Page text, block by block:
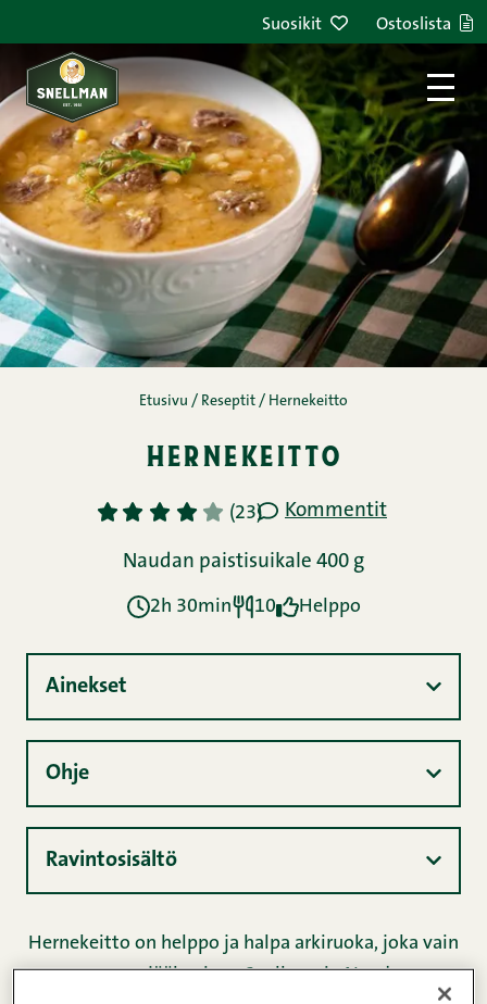
Suosikit Ostoslista
Etusivu / Reseptit / Hernekeitto
hernekeitto
1 2 3 4 5 (23) Kommentit
Naudan paistisuikale 400 g
2h 30min 10 Helppo
Ainekset
Ohje
Ravintosisältö
Hernekeitto on helppo ja halpa arkiruoka, joka vain
paranee jääkapissa. Snellmanin Naudan